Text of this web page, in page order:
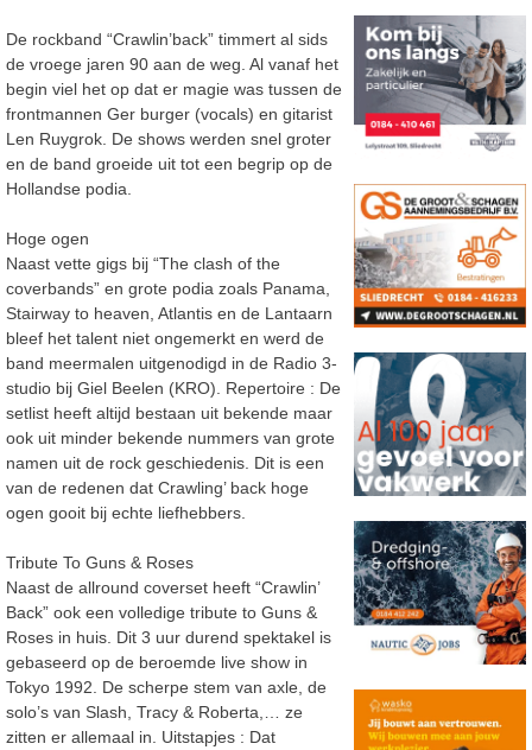
De rockband “Crawlin’back” timmert al sids
de vroege jaren 90 aan de weg. Al vanaf het
begin viel het op dat er magie was tussen de
frontmannen Ger burger (vocals) en gitarist
Len Ruygrok. De shows werden snel groter
en de band groeide uit tot een begrip op de
Hollandse podia.
Hoge ogen
Naast vette gigs bij “The clash of the
coverbands” en grote podia zoals Panama,
Stairway to heaven, Atlantis en de Lantaarn
bleef het talent niet ongemerkt en werd de
band meermalen uitgenodigd in de Radio 3-
studio bij Giel Beelen (KRO). Repertoire : De
setlist heeft altijd bestaan uit bekende maar
ook uit minder bekende nummers van grote
namen uit de rock geschiedenis. Dit is een
van de redenen dat Crawling’ back hoge
ogen gooit bij echte liefhebbers.
Tribute To Guns & Roses
Naast de allround coverset heeft “Crawlin’
Back” ook een volledige tribute to Guns &
Roses in huis. Dit 3 uur durend spektakel is
gebaseerd op de beroemde live show in
Tokyo 1992. De scherpe stem van axle, de
solo’s van Slash, Tracy & Roberta,… ze
zitten er allemaal in. Uitstapjes : Dat